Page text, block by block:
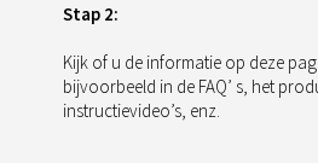
Stap 2:
Kijk of u de informatie op deze
bijvoorbeeld in de FAQ’ s, het
instructievideo’s, enz.